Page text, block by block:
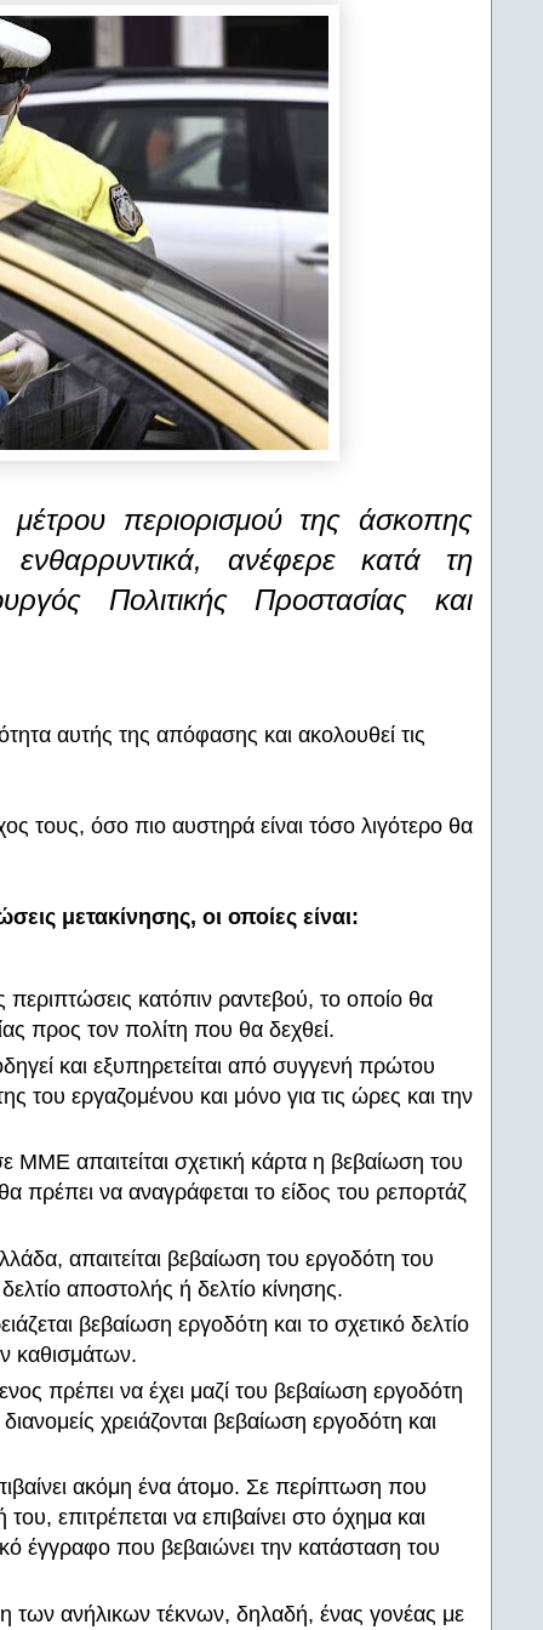
περιορισμού της άσκοπης
ενθαρρυντικά, ανέφερε κατά τη
Πολιτικής Προστασίας και
αυτής της απόφασης και ακολουθεί τις
τους, όσο πιο αυστηρά είναι τόσο λιγότερο θα
μετακίνησης, οι οποίες είναι:
περιπτώσεις κατόπιν ραντεβού, το οποίο θα
προς τον πολίτη που θα δεχθεί.
και εξυπηρετείται από συγγενή πρώτου
του εργαζομένου και μόνο για τις ώρες και την
απαιτείται σχετική κάρτα η βεβαίωση του
πρέπει να αναγράφεται το είδος του ρεπορτάζ
απαιτείται βεβαίωση του εργοδότη του
αποστολής ή δελτίο κίνησης.
βεβαίωση εργοδότη και το σχετικό δελτίο
καθισμάτων.
πρέπει να έχει μαζί του βεβαίωση εργοδότη
χρειάζονται βεβαίωση εργοδότη και
ακόμη ένα άτομο. Σε περίπτωση που
επιτρέπεται να επιβαίνει στο όχημα και
έγγραφο που βεβαιώνει την κατάσταση του
των ανήλικων τέκνων, δηλαδή, ένας γονέας με